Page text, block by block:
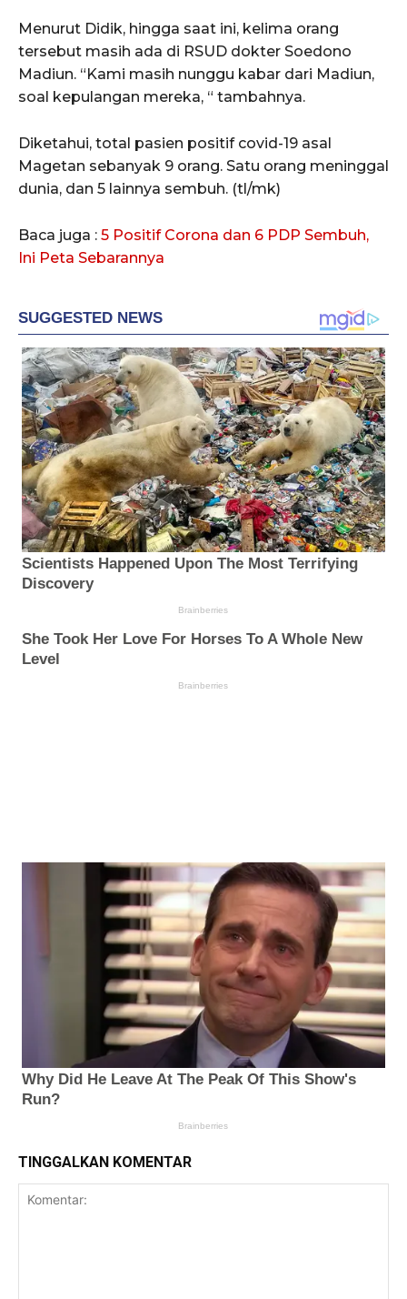
Menurut Didik, hingga saat ini, kelima orang
tersebut masih ada di RSUD dokter Soedono
Madiun. “Kami masih nunggu kabar dari Madiun,
soal kepulangan mereka, “ tambahnya.
Diketahui, total pasien positif covid-19 asal
Magetan sebanyak 9 orang. Satu orang meninggal
dunia, dan 5 lainnya sembuh. (tl/mk)
Baca juga : 5 Positif Corona dan 6 PDP Sembuh,
Ini Peta Sebarannya
TINGGALKAN KOMENTAR